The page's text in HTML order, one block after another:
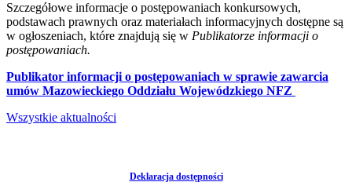
Szczegółowe informacje o postępowaniach konkursowych,
podstawach prawnych oraz materiałach informacyjnych dostępne są
w ogłoszeniach, które znajdują się w Publikatorze informacji o
postępowaniach.
Publikator informacji o postępowaniach w sprawie zawarcia
umów Mazowieckiego Oddziału Wojewódzkiego NFZ
Wszystkie aktualności
Deklaracja dostępności